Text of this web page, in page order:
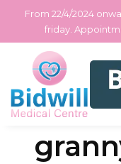
Skip
the
From 22/4/2024
friday.